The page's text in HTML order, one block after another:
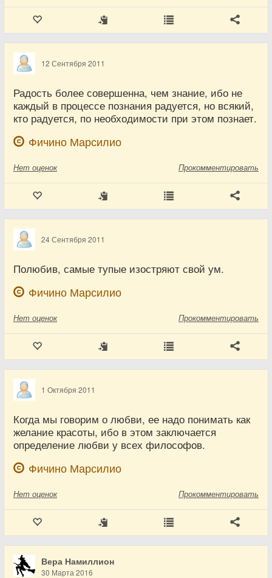
12 Сентября 2011
Радость более совершенна, чем знание, ибо не
каждый в процессе познания радуется, но всякий,
кто радуется, по необходимости при этом познает.
Фичино Марсилио
Нет оценок Прокомментировать
24 Сентября 2011
Полюбив, самые тупые изостряют свой ум.
Фичино Марсилио
Нет оценок Прокомментировать
1 Октября 2011
Когда мы говорим о любви, ее надо понимать как
желание красоты, ибо в этом заключается
определение любви у всех философов.
Фичино Марсилио
Нет оценок Прокомментировать
Вера Намиллион
30 Марта 2016